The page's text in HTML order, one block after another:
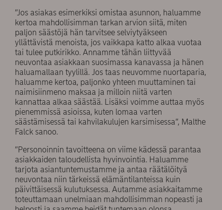
”Jos asiakas esimerkiksi omistaa asunnon, haluamme
kertoa mahdollisimman tarkan arvion siitä, miten
paljon säästöjä hän tarvitsee selviytyäkseen
yllättävistä menoista, jos vaikkapa katto alkaa vuotaa
tai tulee putkirikko. Annamme tähän liittyvää
neuvontaa asiakkaan suosimassa kanavassa ja hänen
haluamallaan tyylillä. Jos taas neuvomme nuortaparia,
haluamme kertoa, paljonko yhteen muuttaminen tai
naimisiinmeno maksaa ja milloin niitä varten
kannattaa alkaa säästää. Lisäksi voimme auttaa myös
pienemmissä asioissa, kuten lomaa varten
säästämisessä tai kahvilakulujen karsimisessa”, Malthe
Falck sanoo.
”Personoinnin tavoitteena on viime kädessä parantaa
asiakkaiden taloudellista hyvinvointia. Haluamme
tarjota asiantuntemustamme ja antaa räätälöityä
neuvontaa niin tärkeissä elämäntilanteissa kuin
päivittäisessä kulutuksessa. Autamme asiakkaitamme
toteuttamaan unelmiaan mahdollisimman nopeasti ja